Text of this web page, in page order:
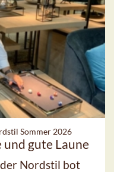
Sommer 2026
gute Laune
Nordstil bot